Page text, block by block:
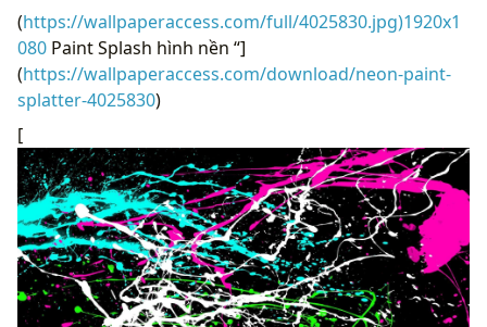
(https://wallpaperaccess.com/full/4025830.jpg)1920x1
080 Paint Splash hình nền “]
(https://wallpaperaccess.com/download/neon-paint-
splatter-4025830)
[